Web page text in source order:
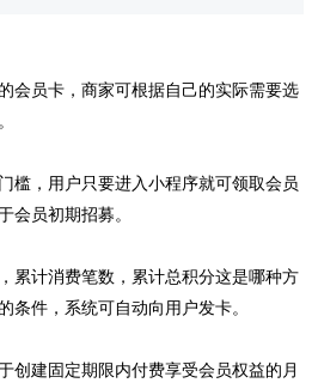
会员卡，商家可根据自己的实际需要选
槛，用户只要进入小程序就可领取会员
会员初期招募。
累计消费笔数，累计总积分这是哪种方
条件，系统可自动向用户发卡。
创建固定期限内付费享受会员权益的月